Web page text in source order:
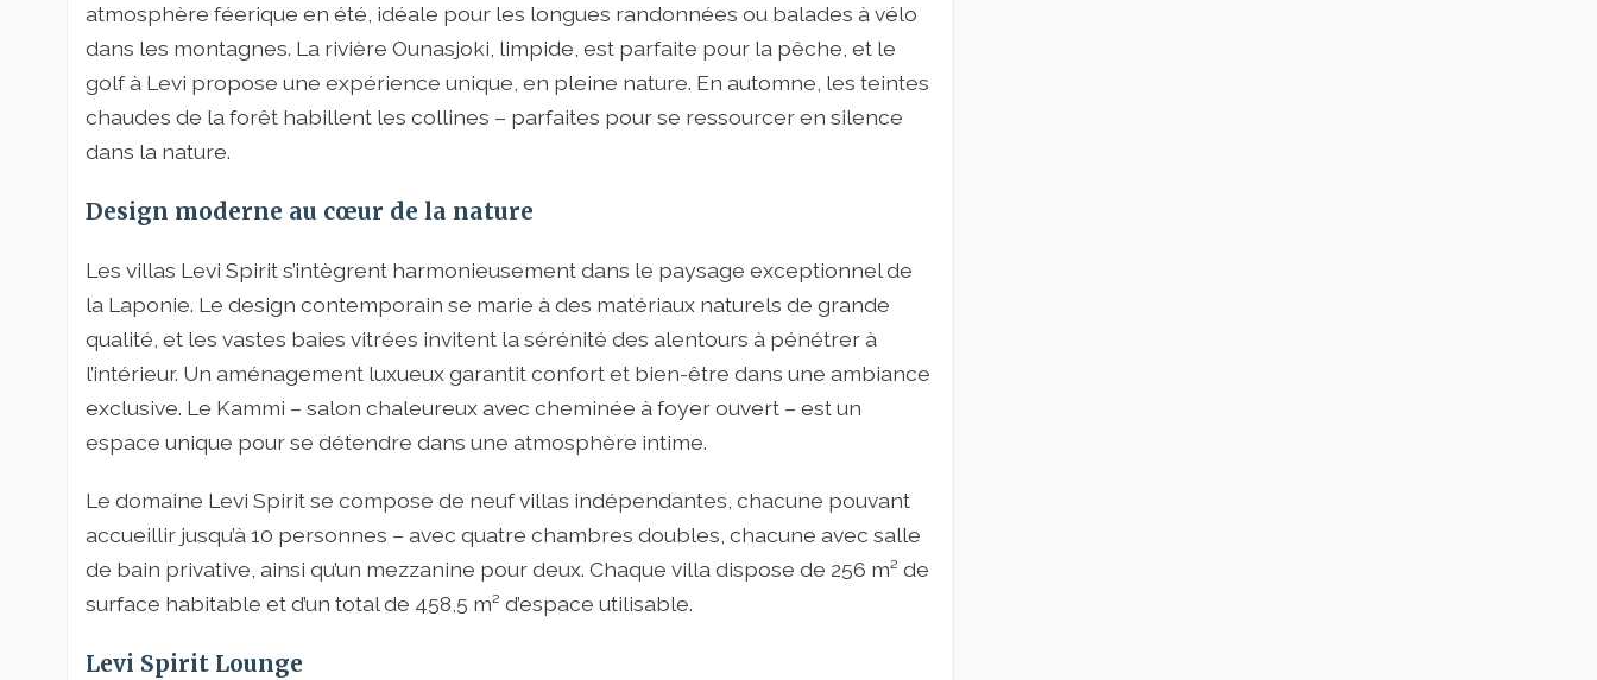
atmosphère féerique en été, idéale pour les longues randonnées ou balades à vélo
dans les montagnes. La rivière Ounasjoki, limpide, est parfaite pour la pêche, et le
golf à Levi propose une expérience unique, en pleine nature. En automne, les teintes
chaudes de la forêt habillent les collines – parfaites pour se ressourcer en silence
dans la nature.
Design moderne au cœur de la nature
Les villas Levi Spirit s’intègrent harmonieusement dans le paysage exceptionnel de
la Laponie. Le design contemporain se marie à des matériaux naturels de grande
qualité, et les vastes baies vitrées invitent la sérénité des alentours à pénétrer à
l’intérieur. Un aménagement luxueux garantit confort et bien-être dans une ambiance
exclusive. Le Kammi – salon chaleureux avec cheminée à foyer ouvert – est un
espace unique pour se détendre dans une atmosphère intime.
Le domaine Levi Spirit se compose de neuf villas indépendantes, chacune pouvant
accueillir jusqu’à 10 personnes – avec quatre chambres doubles, chacune avec salle
de bain privative, ainsi qu’un mezzanine pour deux. Chaque villa dispose de 256 m² de
surface habitable et d’un total de 458,5 m² d’espace utilisable.
Levi Spirit Lounge